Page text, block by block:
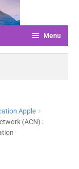
Menu
Apple
(ACN) :